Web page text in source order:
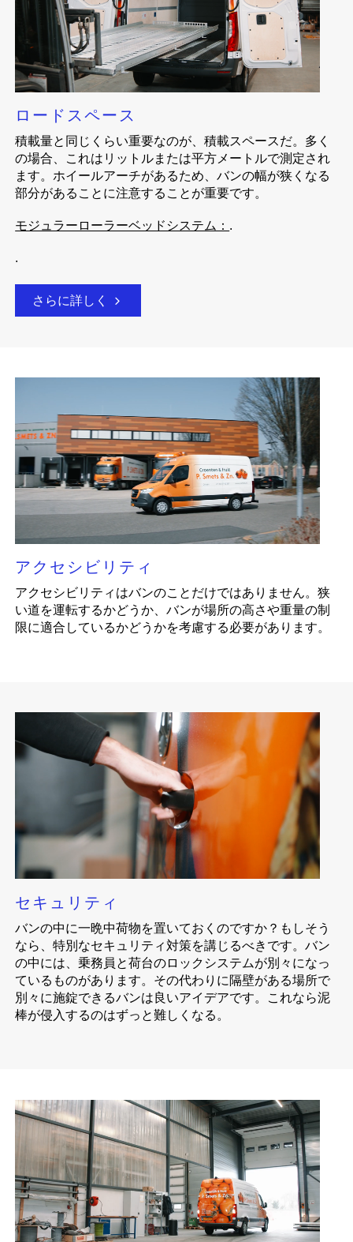
ロードスペース
積載量と同じくらい重要なのが、積載スペースだ。多く
の場合、これはリットルまたは平方メートルで測定され
ます。ホイールアーチがあるため、バンの幅が狭くなる
部分があることに注意することが重要です。
モジュラーローラーベッドシステム： .
.
さらに詳しく
アクセシビリティ
アクセシビリティはバンのことだけではありません。狭
い道を運転するかどうか、バンが場所の高さや重量の制
限に適合しているかどうかを考慮する必要があります。
セキュリティ
バンの中に一晩中荷物を置いておくのですか？もしそう
なら、特別なセキュリティ対策を講じるべきです。バン
の中には、乗務員と荷台のロックシステムが別々になっ
ているものがあります。その代わりに隔壁がある場所で
別々に施錠できるバンは良いアイデアです。これなら泥
棒が侵入するのはずっと難しくなる。